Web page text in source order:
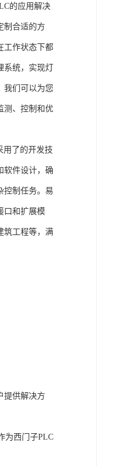
的应用解决
制合适的方
工作状态下都
统，实现灯
我们可以为您
测、控制和优
了的开发技
软件设计，确
控制任务。易
口和扩展模
筑工程等，满
提供解决方
为西门子PLC